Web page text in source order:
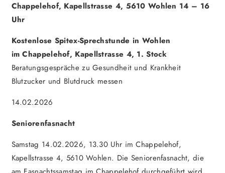
Chappelehof, Kapellstrasse 4, 5610 Wohlen 14 – 16
Uhr
Kostenlose Spitex-Sprechstunde in Wohlen
im Chappelehof, Kapellstrasse 4, 1. Stock
Beratungsgespräche zu Gesundheit und Krankheit
Blutzucker und Blutdruck messen
14.02.2026
Seniorenfasnacht
Samstag 14.02.2026, 13.30 Uhr im Chappelehof,
Kapellstrasse 4, 5610 Wohlen. Die Seniorenfasnacht, die